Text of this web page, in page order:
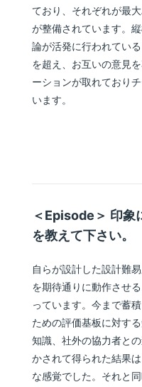
ており、それぞれが最
が整備されています。
論が活発に行われてい
を超え、お互いの意見
ーションが取れており
います。
＜Episode＞ 印象
を教えて下さい。
自らが設計した設計難
を期待通りに動作させ
っています。今まで蓄
ための評価基板に対す
知識、社外の協力者と
かされて得られた結果
な感覚でした。それと